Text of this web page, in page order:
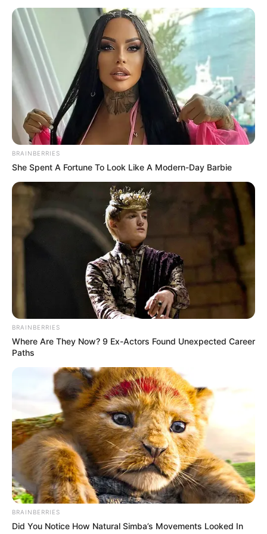
Reiseführer bei Amazon für Trockenborn-
Wolfersdorf und Oberland:
Folgendes kann für touristische Informationen über
Trockenborn-Wolfersdorf und Umgebung bei Amazon
gesucht und gekauft werden:
Reiseführer Trockenborn-
Wolfersdorf,Reiseführer Oberland undLandkarte bzw.
Stadtplan Trockenborn-Wolfersdorf
Weitere Reisetipps, Übernachtungsmöglichkeiten
und Angebote:
Unser Onlinereiseführer mit
d Ausflugszielen für die Region Trockenborn-Wolfer
Reiseführer für die beliebtesten Reiseziele in
Deutschland:Berlin,Hamburg,München Dresden
Allgäu
Hier gibt es eine Auswahl online buchbarer
Region Trockenborn-Wolfersdorfund
Ferienwohnun
gen in Deutschland
Hinweise zum Fremdenverkehrsamt bzw. zur Tourist
Auflistung vonGaststätten in Trockenborn-Wolfersd
mit Bewertungen
Online könnenTickets für Stadtführungen in Trocken
born-Wolfersdorferworben werden
Eventuell auch für Trockenborn-Wolfersdorf aber mit
Sicherheit für viele der interessantesten Touristenziele in
Deutschland können auch kostenlose Reiseführer und
Urlaubskataloge angefordert werden. Hierzu auf die
Seiten vonalleziele.de
BRAINBERRIES
She Spent A Fortune To Look Like A Modern-Day Barbie
BRAINBERRIES
Where Are They Now? 9 Ex-Actors Found Unexpected Career
Paths
BRAINBERRIES
Did You Notice How Natural Simba’s Movements Looked In